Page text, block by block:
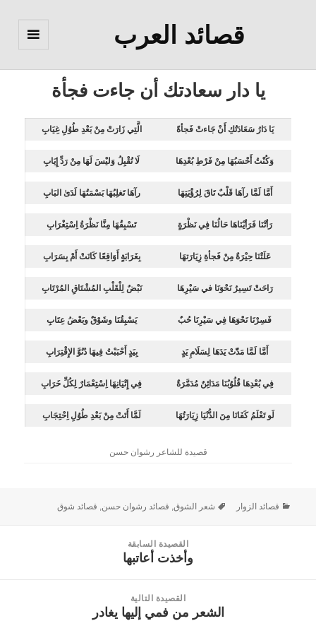
قصائد العرب
يا دار سعادتك أن جاءت فجأة
يَا دَارُ سَعَادَتُكِ أَنْ جَاءتْ فَجأةً الَّتِي زَارَتْ مِنْ بَعْدِ طُوُلِ غِيَابِ
وَكُنْتُ أَحْسَبُهَا مِنْ فَرْطِ بُعْدِهَا لَا تُقْبِلُ وَليْسَ لَهَا مِنْ رَدِّ إِيَابِ
أَمَّا لَمَّا رآهَا قَلْبٌ تَاقَ لِرُؤْيَتِهَا رآهَا تَغلِبُهَا بَسْمَتُهَا لَدَىٰ البَابِ
رَأتْنَا فَرَأيْنَاهَا حَالُنَا فِي نَظْرَةٍ تَسْبِقُهَا مِنَّا نَظْرَةُ اِسْتِغْرَابِ
عَلَتْنَا حِيْرَةٌ مِنْ فَجأةِ زِيَارَتهَا بِغَرَابَةٍ أَوَاقِعًا كَانَتْ أَمْ بِسَرَابِ
رَاحَتْ تَسِيرُ نَحْوَنَا في سَيْرِهَا نَبْضٌ لِلْقَلْبِ المُشْتَاقِ المُرْتَابِ
فَسِرْنَا نَحْوَهَا فِي سَيْرِنَا حُبٌ يَسْبِقُنَا وشَوْقٌ وبَعْضُ عِتَابِ
أَمَّا لَمَّا مَدّّتْ يَدَهَا لِسَلَامِ يَدٍ بِيَدٍ أَحْبَبْتُ فِيهَا دُنُوَّ الإِقْتِرَابِ
فِي بُعْدِهَا قُلُوُبُنَا مَدَائِنٌ مُدَمَّرَةٌ فِي إِتْيَانِهَا اِسْتِعْمَارٌ لِكُلِّ خَرَابِ
لَو تَعْلَمُ كَفَانَا مِنَ الدُّنْيَا زِيَارَتُهَا لَمَّا أَتَتْ مِنْ بَعْدِ طُوُلِ اِحْتِجَابِ
قصيدة للشاعر رشوان حسن
قصائد الزوار شعر الشوق, قصائد رشوان حسن, قصائد شوق
القصيدة السابقة
وأخذت أعاتبها
القصيدة التالية
الشعر من فمي إليها يغادر